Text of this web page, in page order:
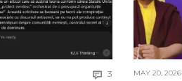
 3 Comments
MAY 20, 2026